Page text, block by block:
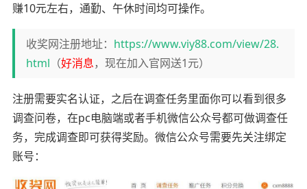
赚10元左右，通勤、午休时间均可操作。
收奖网注册地址： https://www.viy88.com/view/28.
html （好消息，现在加入官网送1元）
注册需要实名认证，之后在调查任务里面你可以看到很多
调查问卷，在pc电脑端或者手机微信公众号都可做调查任
务，完成调查即可获得奖励。微信公众号需要先关注绑定
账号：